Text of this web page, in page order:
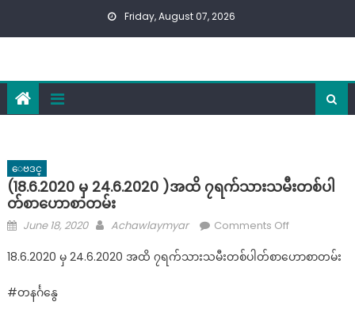
Friday, August 07, 2026
ေဗဒင္
(18.6.2020 မှ 24.6.2020 )အထိ ၇ရက်သားသမီးတစ်ပါ
တ်စာဟောစာတမ်း
Posted
June 18, 2020 Author
Achawlaymyar Comments Offon
မှ
18.6.2020 မှ 24.6.2020 အထိ ၇ရက်သားသမီးတစ်ပါတ်စာဟောစာတမ်း
#တနင်္ဂနွေ